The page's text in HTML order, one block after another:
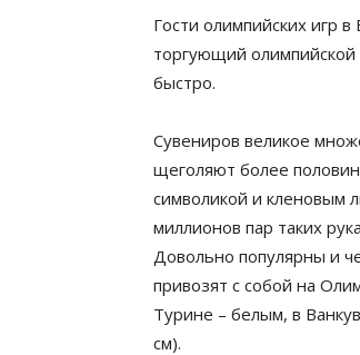
Гости олимпийских игр
торгующий олимпийской
быстро.
Сувениров великое
щеголяют более
символикой и кленовым
миллионов пар таких
Довольно популярны и
привозят с собой на
Турине – белым, в
см).